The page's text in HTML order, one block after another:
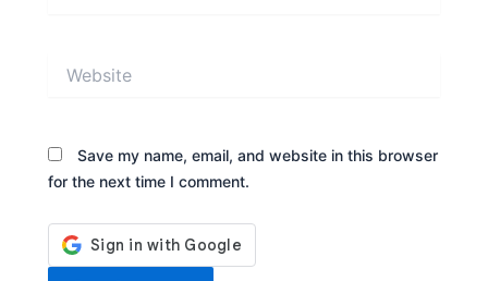
Save my name, email, and website in this browser
for the next time I comment.